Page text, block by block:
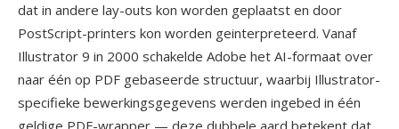
dat in andere lay-outs kon worden geplaatst en door
PostScript-printers kon worden geinterpreteerd. Vanaf
Illustrator 9 in 2000 schakelde Adobe het AI-formaat over
naar één op PDF gebaseerde structuur, waarbij Illustrator-
specifieke bewerkingsgegevens werden ingebed in één
geldige PDF-wrapper — deze dubbele aard betekent dat